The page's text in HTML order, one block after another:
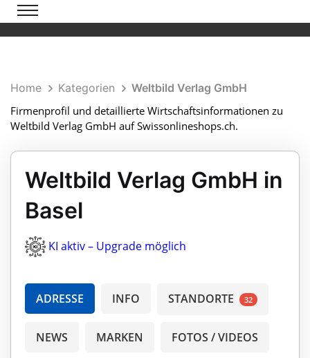
Home Kategorien
Weltbild Verlag GmbH
Firmenprofil und detaillierte Wirtschaftsinformationen zu
Weltbild Verlag GmbH auf Swissonlineshops.ch.
Weltbild Verlag GmbH in
Basel
KI aktiv – Upgrade möglich
ADRESSE INFO STANDORTE 32
NEWS MARKEN FOTOS / VIDEOS